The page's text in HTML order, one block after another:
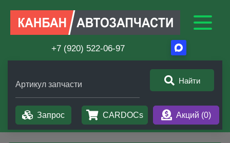
+7 (920) 522-06-97
Артикул запчасти Найти
Запрос CARDOCs Акций (0)